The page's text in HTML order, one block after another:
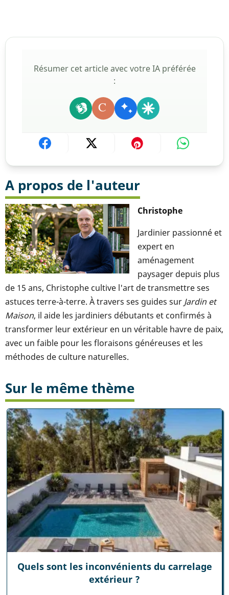
Résumer cet article avec votre IA préférée
:
C
A propos de l'auteur
Christophe
Jardinier passionné et
expert en
aménagement
paysager depuis plus
de 15 ans, Christophe cultive l'art de transmettre ses
astuces terre-à-terre. À travers ses guides sur Jardin et
Maison, il aide les jardiniers débutants et confirmés à
transformer leur extérieur en un véritable havre de paix,
avec un faible pour les floraisons généreuses et les
méthodes de culture naturelles.
Sur le même thème
Quels sont les inconvénients du carrelage
extérieur ?